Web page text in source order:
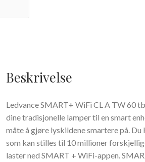
Beskrivelse
Ledvance SMART+ WiFi CL A TW 60
dine tradisjonelle lamper til en smart
måte å gjøre lyskildene smartere på.
som kan stilles til 10 millioner
laster ned SMART + WiFi-appen.